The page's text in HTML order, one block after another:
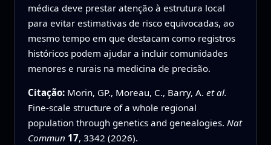
médica deve prestar atenção à estrutura local
para evitar estimativas de risco equivocadas, ao
mesmo tempo em que destacam como registros
históricos podem ajudar a incluir comunidades
menores e rurais na medicina de precisão.
Citação: Morin, GP., Moreau, C., Barry, A. et al.
Fine-scale structure of a whole regional
population through genetics and genealogies. Nat
Commun 17, 3342 (2026).